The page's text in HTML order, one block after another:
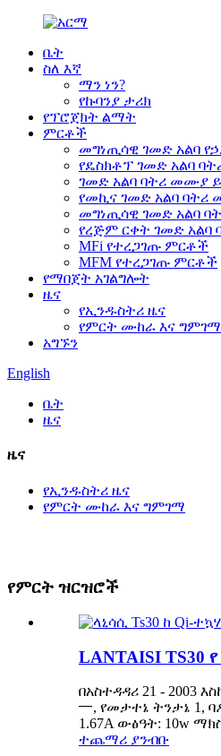
ቤት
ስለ እኛ
ማን ነን?
የኩባንያ ታሪክ
የፕሮጀክት ልማት
ምርቶች
መግነጢሳዊ ገመድ አልባ
የዴስክቶፕ ገመድ አልባ
ገመድ አልባ ባትሪ መሙያ
የመኪና ገመድ አልባ ባትሪ
መግነጢሳዊ ገመድ አልባ
የረጅም ርቀት ገመድ አልባ
MFi የተረጋገጡ ምርቶች
MFM የተረጋገጡ ምርቶች
የማበጀት አገልግሎት
ዜና
የኢንዱስትሪ ዜና
የምርት ሙከራ እና ግምገማ
አግኙን
English
ቤት
ዜና
ዜና
የኢንዱስትሪ ዜና
የምርት ሙከራ እና ግምገማ
የምርት ዝርዝሮች
LANTAISI TS30
በአስተዳዳሪ 21 - 2003
一, የመታተኔ ትንታኔ 1,
1.67A ውፅዓት: 10w
ተጨማሪ ያንብቡ